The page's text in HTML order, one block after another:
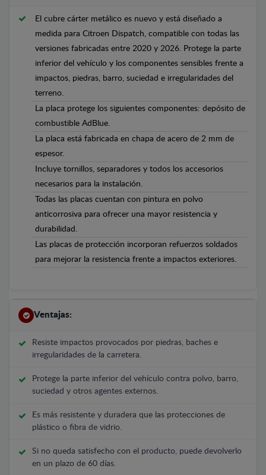
El cubre cárter metálico es nuevo y está diseñado a
medida para Citroen Dispatch, compatible con todas las
versiones fabricadas entre 2020 y 2026. Protege la parte
inferior del vehículo y los componentes sensibles frente a
impactos, piedras, barro, suciedad e irregularidades del
terreno.
La placa protege los siguientes componentes: depósito de
combustible AdBlue.
La placa está fabricada en chapa de acero de 2 mm de
espesor.
Incluye tornillos, separadores y todos los accesorios
necesarios para la instalación.
Todas las placas cuentan con pintura en polvo
anticorrosiva para ofrecer una mayor resistencia y
durabilidad.
Las placas de protección incorporan refuerzos soldados
para mejorar la resistencia frente a impactos exteriores.
Ventajas:
Resiste impactos provocados por piedras, baches e
irregularidades de la carretera.
Protege la parte inferior del vehículo contra polvo, barro,
suciedad y otros agentes externos.
Es más resistente y duradera que las protecciones de
plástico o fibra de vidrio.
Si no queda satisfecho con el producto, puede devolverlo
en un plazo de 60 días.